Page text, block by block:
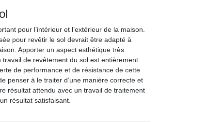
pour l’intérieur et l’extérieur de la maison.
pour revêtir le sol devrait être adapté à
Apporter un aspect esthétique très
travail de revêtement du sol est entièrement
de performance et de résistance de cette
penser à le traiter d’une manière correcte et
résultat attendu avec un travail de traitement
résultat satisfaisant.